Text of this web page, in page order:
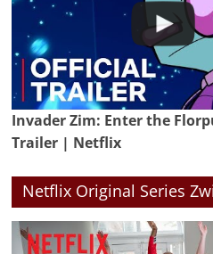
Invader Zim: Enter the
Trailer | Netflix
Netflix Original Series